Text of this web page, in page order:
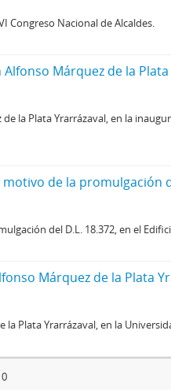
Congreso Nacional de Alcaldes.
la Plata Yrarrázaval, en la
del D.L. 18.372, en el
Plata Yrarrázaval, en la